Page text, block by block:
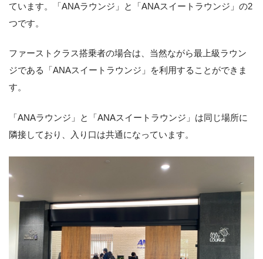
ています。「ANAラウンジ」と「ANAスイートラウンジ」の2
つです。
ファーストクラス搭乗者の場合は、当然ながら最上級ラウン
ジである「ANAスイートラウンジ」を利用することができま
す。
「ANAラウンジ」と「ANAスイートラウンジ」は同じ場所に
隣接しており、入り口は共通になっています。